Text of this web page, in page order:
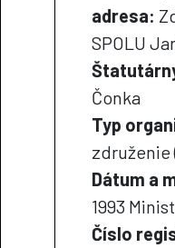
adresa:
SPOLU
Čonka
Typ
združenie
Dátum a
1993
Číslo